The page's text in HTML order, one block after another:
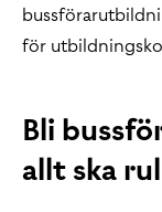
för
Bli
allt ska